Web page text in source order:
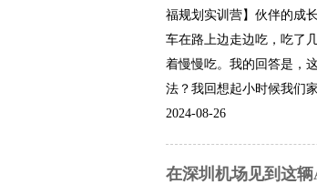
福规划实训营】伙伴的成
车在路上边走边吃，吃了
着慢慢吃。我的回答是，
法？我回想起小时候我们
2024-08-26
在深圳机场见到这